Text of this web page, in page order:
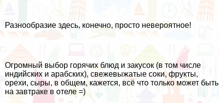
Разнообразие здесь, конечно, просто невероятное!
Огромный выбор горячих блюд и закусок (в том числе
индийских и арабских), свежевыжатые соки, фрукты,
орехи, сыры, в общем, кажется, всё что только может быть
на завтраке в отеле =)